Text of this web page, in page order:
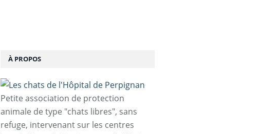
À PROPOS
Petite association de protection
animale de type "chats libres", sans
refuge, intervenant sur les centres